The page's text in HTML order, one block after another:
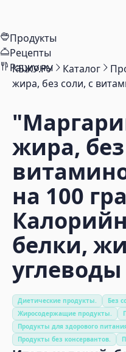
Продукты
Рецепты
Рационы
КБЖУ.РУ Каталог
жира, без соли, с
жира,
на 100
белки,
углеводы
Диетические продукты. Без
Жиросодержащие продукты.
Продукты для здорового
Продукты без консервантов.